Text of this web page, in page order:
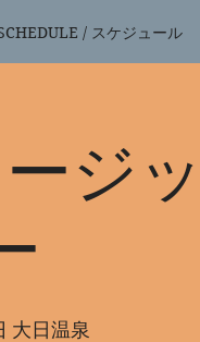
/ スケジュール
ジ
大日温泉